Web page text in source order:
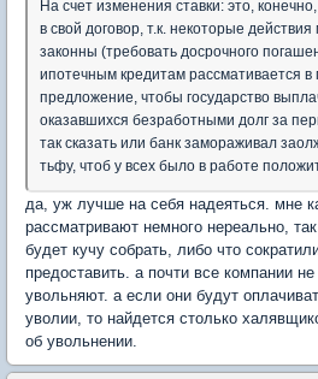
На счет изменения ставки: это,
в свой договор, т.к. некоторые
законны (требовать досрочного
ипотечным кредитам рассмативается в
предложение, чтобы государство
оказавшихся безработными долг за
так сказать или банк замораживал
тьфу, чтоб у всех было в работе
да, уж лучше на себя надеяться. мне
рассматривают немного нереально,
будет кучу собрать, либо что
предоставить. а почти все компании
увольняют. а если они будут
уволии, то найдется столько
об увольнении.